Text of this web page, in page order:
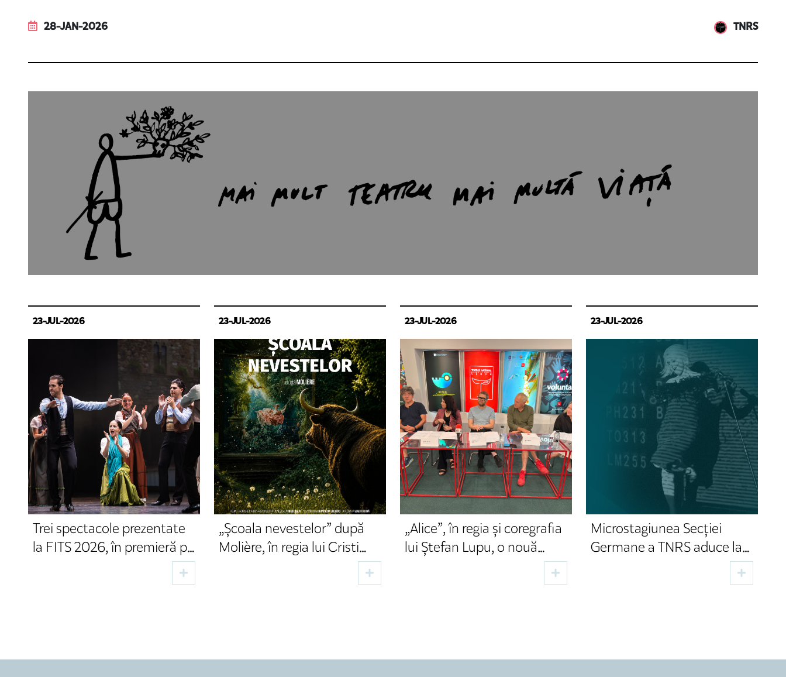
28-JAN-2026 TNRS
23-JUL-2026
Trei spectacole prezentate
la FITS 2026, în premieră pe
23-JUL-2026
„Școala nevestelor” după
Molière, în regia lui Cristi
Juncu, deschide stagiunea
23-JUL-2026
„Alice”, în regia și coregrafia
lui Ștefan Lupu, o nouă
premieră a Secției Germane
23-JUL-2026
Microstagiunea Secției
Germane a TNRS aduce la
două premiere și invitați din